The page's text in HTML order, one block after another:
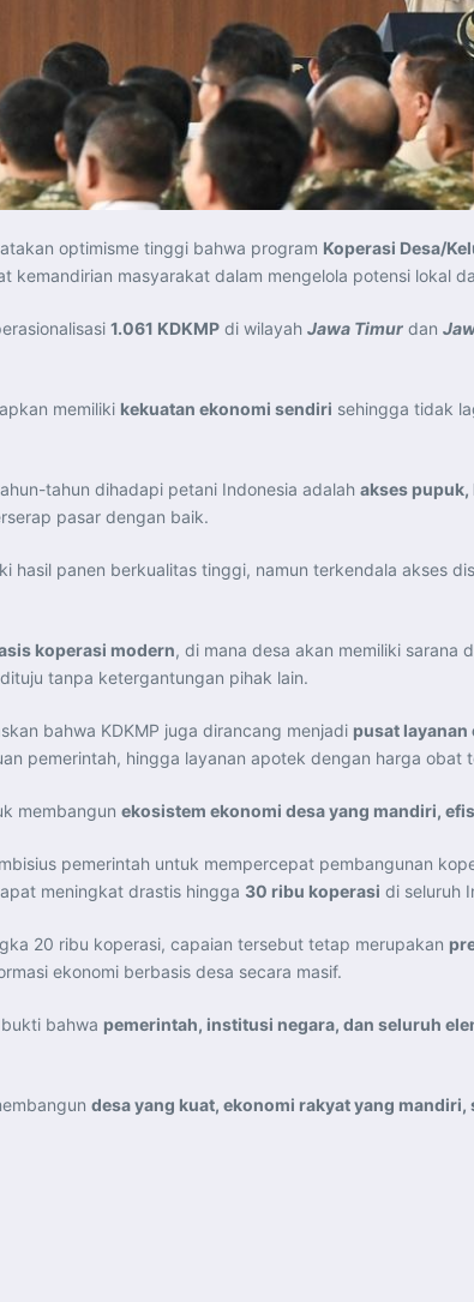
optimisme tinggi bahwa program Koperasi Desa/
kemandirian masyarakat dalam mengelola potensi lokal
1.061 KDKMP di wilayah Jawa Timur dan
memiliki kekuatan ekonomi sendiri sehingga tidak
tahun dihadapi petani Indonesia adalah akses
pasar dengan baik.
hasil panen berkualitas tinggi, namun terkendala akses
koperasi modern, di mana desa akan memiliki sarana
tanpa ketergantungan pihak lain.
bahwa KDKMP juga dirancang menjadi pusat layanan
pemerintah, hingga layanan apotek dengan harga obat
membangun ekosistem ekonomi desa yang mandiri,
pemerintah untuk mempercepat pembangunan
meningkat drastis hingga 30 ribu koperasi di seluruh
20 ribu koperasi, capaian tersebut tetap merupakan
ekonomi berbasis desa secara masif.
bahwa pemerintah, institusi negara, dan seluruh
desa yang kuat, ekonomi rakyat yang